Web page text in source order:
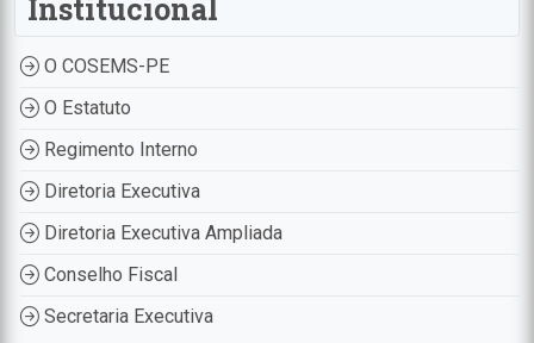
Institucional
O COSEMS-PE
O Estatuto
Regimento Interno
Diretoria Executiva
Diretoria Executiva Ampliada
Conselho Fiscal
Secretaria Executiva